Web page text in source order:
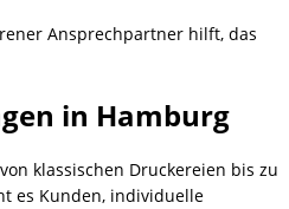
Ansprechpartner hilft, das
in Hamburg
klassischen Druckereien bis zu
es Kunden, individuelle